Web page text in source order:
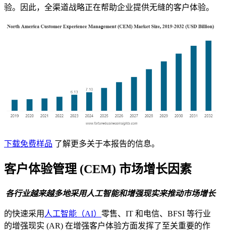
验。因此，全渠道战略正在帮助企业提供无缝的客户体验。
下载免费样品 了解更多关于本报告的信息。
客户体验管理 (CEM) 市场增长因素
各行业越来越多地采用人工智能和增强现实来推动市场增长
的快速采用 人工智能（AI） 零售、IT 和电信、BFSI 等行业
的增强现实 (AR) 在增强客户体验方面发挥了至关重要的作